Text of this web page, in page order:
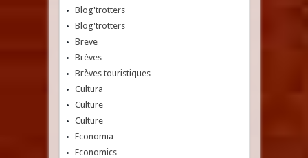
Blog'trotters
Blog'trotters
Breve
Brèves
Brèves touristiques
Cultura
Culture
Culture
Economia
Economics